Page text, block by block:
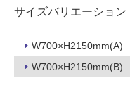
サイズバリエーション
W700×H2150mm(A)
W700×H2150mm(B)
使
能
(寒